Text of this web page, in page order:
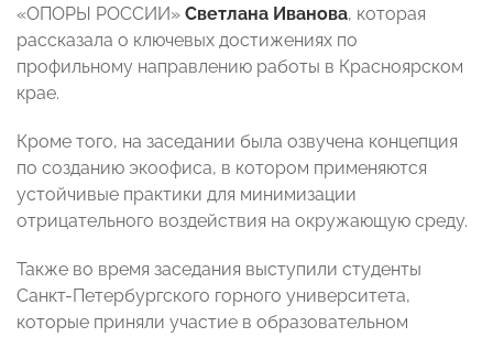
«ОПОРЫ РОССИИ» Светлана Иванова, которая
рассказала о ключевых достижениях по
профильному направлению работы в Красноярском
крае.
Кроме того, на заседании была озвучена концепция
по созданию экоофиса, в котором применяются
устойчивые практики для минимизации
отрицательного воздействия на окружающую среду.
Также во время заседания выступили студенты
Санкт-Петербургского горного университета,
которые приняли участие в образовательном